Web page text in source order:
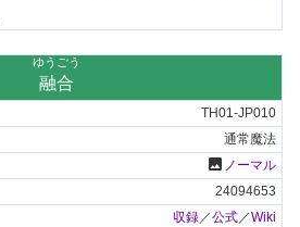
ゆうごう
融合
TH01-JP010
通常魔法
photo ノーマル
24094653
収録／公式／Wiki